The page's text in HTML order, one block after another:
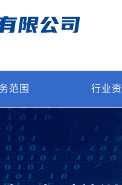
范围 行业